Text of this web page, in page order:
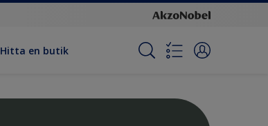
Hitta en butik